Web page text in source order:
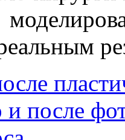
и после